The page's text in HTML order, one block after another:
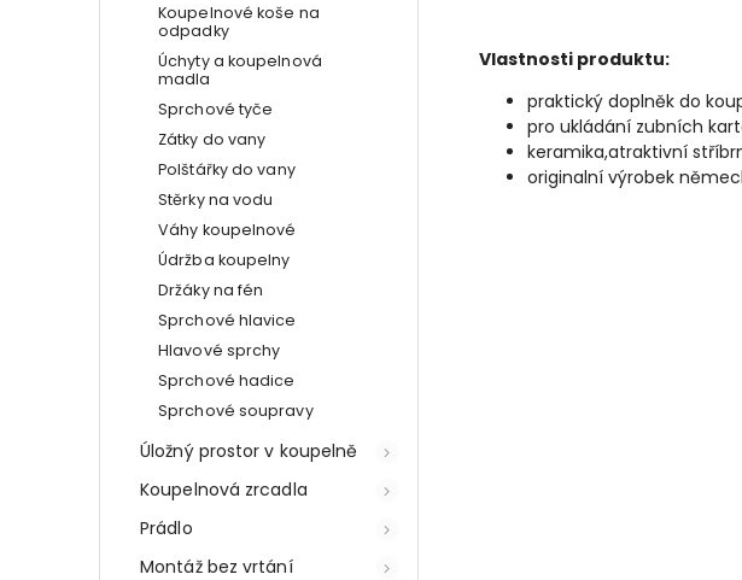
Koupelnové koše na
odpadky
Úchyty a koupelnová
madla
Sprchové tyče
Zátky do vany
Polštářky do vany
Stěrky na vodu
Váhy koupelnové
Údržba koupelny
Držáky na fén
Sprchové hlavice
Hlavové sprchy
Sprchové hadice
Sprchové soupravy
Úložný prostor v koupelně
Koupelnová zrcadla
Prádlo
Montáž bez vrtání
Vlastnosti produktu:
praktický doplněk do
pro ukládání zubních
keramika,atraktivní
originalní výrobek